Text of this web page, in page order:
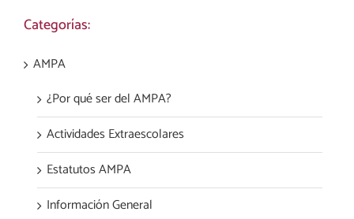
Categorías:
AMPA
¿Por qué ser del AMPA?
Actividades Extraescolares
Estatutos AMPA
Información General